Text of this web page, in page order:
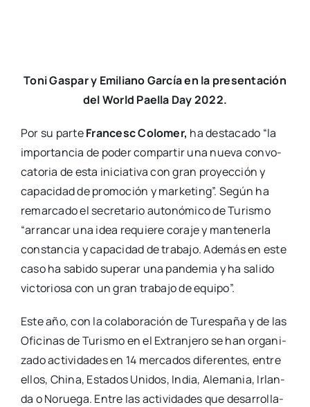
Toni Gas­par y Emi­liano Gar­cía en la pre­sen­ta­ción
del World Pae­lla Day 2022.
Por su par­teFran­cesc Colo­mer, ha des­ta­ca­do “la
impor­tan­cia de poder com­par­tir una nue­va con­vo­
ca­to­ria de esta ini­cia­ti­va con gran pro­yec­ción y
capa­ci­dad de pro­mo­ción y mar­ke­ting”. Según ha
remar­ca­do el secre­ta­rio auto­nó­mi­co de Turis­mo
“arran­car una idea requie­re cora­je y man­te­ner­la
cons­tan­cia y capa­ci­dad de tra­ba­jo. Ade­más en este
caso ha sabi­do supe­rar una pan­de­mia y ha sali­do
vic­to­rio­sa con un gran tra­ba­jo de equi­po”.
Este año, con la cola­bo­ra­ción de Tures­pa­ña y de las
Ofi­ci­nas de Turis­mo en el Extran­je­ro se han orga­ni­
za­do acti­vi­da­des en 14 mer­ca­dos dife­ren­tes, entre
ellos, Chi­na, Esta­dos Uni­dos, India, Ale­ma­nia, Irlan­
da o Norue­ga. Entre las acti­vi­da­des que desa­rro­lla­